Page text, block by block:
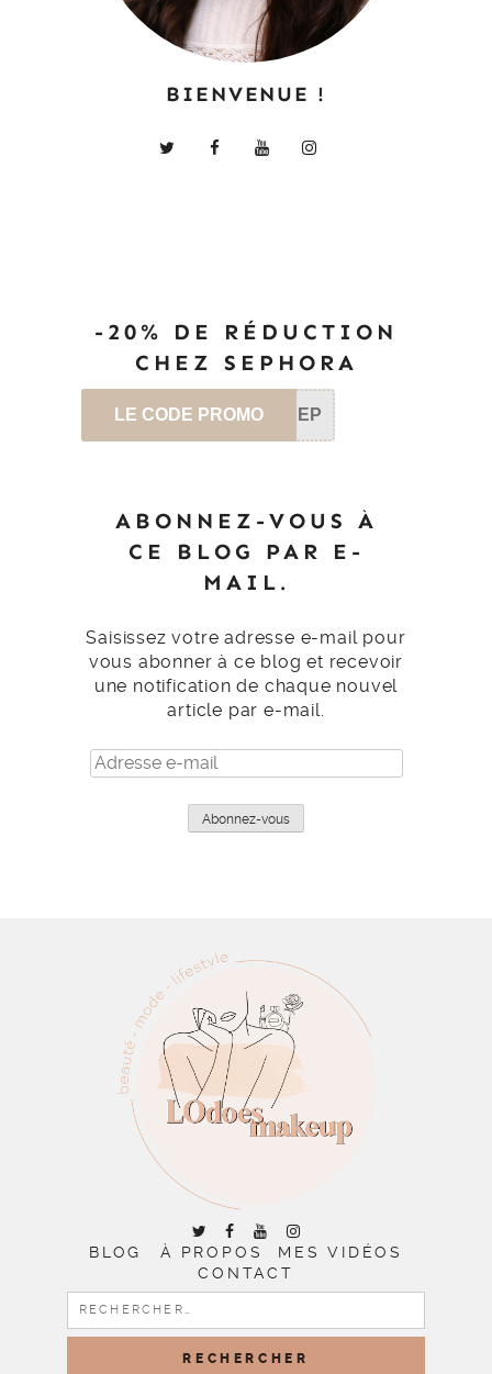
BIENVENUE !
-20% DE RÉDUCTION
CHEZ SEPHORA
LE CODE PROMO SEP
ABONNEZ-VOUS À
CE BLOG PAR E-
MAIL.
Saisissez votre adresse e-mail pour
vous abonner à ce blog et recevoir
une notification de chaque nouvel
article par e-mail.
Adresse
e-
Abonnez-vous
BLOG À PROPOS
MES VIDÉOS
CONTACT
RECHERCHER :